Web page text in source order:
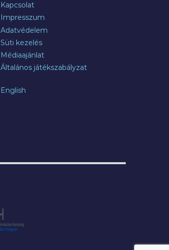
Kapcsolat
Impresszum
Adatvédelem
Süti kezelés
Médiaajánlat
Általános játékszabályzat
English